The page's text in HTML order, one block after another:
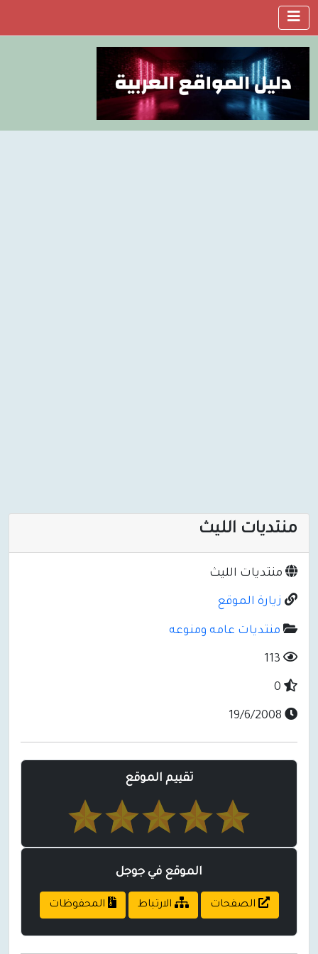
منتديات الليث
منتديات الليث
زيارة الموقع
منتديات عامه ومنوعه
تقييم الموقع
الموقع في جوجل
الصفحات الارتباط المحفوظات